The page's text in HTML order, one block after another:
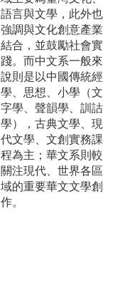
語言與文學，此外也
強調與文化創意產業
結合，並鼓勵社會實
踐。而中文系一般來
說則是以中國傳統經
學、思想、小學（文
字學、聲韻學、訓詁
學），古典文學、現
代文學、文創實務課
程為主；華文系則較
關注現代、世界各區
域的重要華文文學創
作。